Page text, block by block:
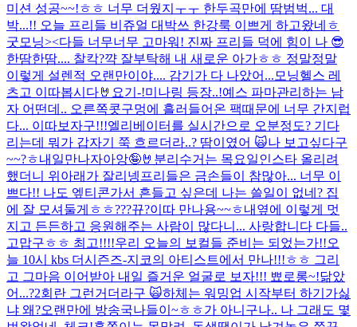
미션 성공~~!ㅎㅎ 너무 더웠지ㅜㅜ 한두곡만에 땀범벅... 대
박...!! 오늘 프리들 비쥬얼 대박쓰 한강룩 이쁘게 하고왔네ㅎ
굿모닝><다들 너무너무 고마워! 진짜 프리들 덕에 힘이 나 😎
한땀한땀.... 찰칵?꺅 잘부탁해 내 새로운 아가ㅎㅎ 정말정말
이렇게 설렌적 오랜만이야.... 감기가 다 나았어... 모닝헬스 레
츠고 이따봅시다🤘 요기-!미나링 등장..!예스 파마관리하는 남
자 어떤데.. 오른쪽콧구멍에 흘러들어온 팩때문에 너무 간지럽
다... 이따보자구!!!엘리베이터를 실시간으로 오분정도? 기다
리는데 뭐가 갑자기 쭉 흐르더라..? 땀이였어 🙀나 보고싶다구
~~?ㅎ내일만나자아앙🤪🤘 분리수거는 목요일인스타 올리려
했더니 위아래가 잘리넹 프리들은 금손들이 참많아... 너무 이
쁘다!! 나도 엪티콘가서 흔들고 싶은데 나는 쓸일이 없네? 집
에 잘 모셔둘게ㅎㅎ???뀨?이따 만나용~~ㅎ내옆에 이렇게 멋
지고 든든하고 응원해주는 사람이 많다니... 사랑합니다 다들..
고맙구ㅎㅎ 최고!!!!우리 오늘의 보컬들 준비는 되었는가!!오
늘 10시 kbs 더시즌즈-지코의 아티스트에서 만나!!!ㅎㅎ 그리
고 그마음 이어받아 내일 즐거운 얼굴로 보자!!! 뾰로롱~!닮았
어...?2회란 그런거더라구 🙀하체는 워밍업 시작부터 하기가싫
냐 왜?오랜만에 방송국나들이~ㅎㅎ가 아니구나.. 나 그래도 몇